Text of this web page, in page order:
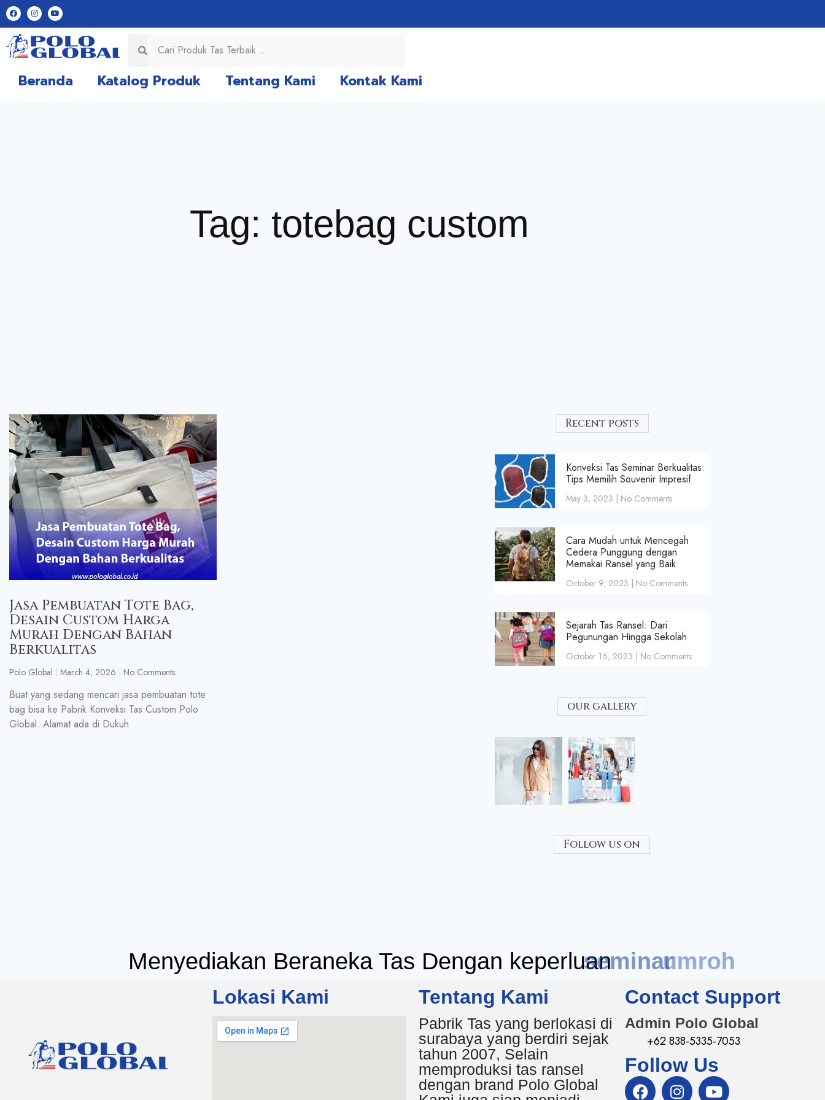
Beranda Katalog Produk Tentang Kami Kontak Kami
Tag: totebag custom
Jasa Pembuatan Tote Bag,
Desain Custom Harga
Murah Dengan Bahan
Berkualitas
Polo Global March 4, 2026 No Comments
Buat yang sedang mencari jasa pembuatan tote
bag bisa ke Pabrik Konveksi Tas Custom Polo
Global. Alamat ada di Dukuh
Recent posts
Konveksi Tas Seminar Berkualitas:
Tips Memilih Souvenir Impresif
May 3, 2023 No Comments
Cara Mudah untuk Mencegah
Cedera Punggung dengan
Memakai Ransel yang Baik
October 9, 2023 No Comments
Sejarah Tas Ransel: Dari
Pegunungan Hingga Sekolah
October 16, 2023 No Comments
our gallery
Follow us on
Menyediakan Beraneka Tas Dengan keperluan seminar
Lokasi Kami Tentang Kami
Pabrik Tas yang berlokasi di
surabaya yang berdiri sejak
tahun 2007, Selain
memproduksi tas ransel
dengan brand Polo Global
Contact Support
Admin Polo Global
+62 838-5335-7053
Follow Us